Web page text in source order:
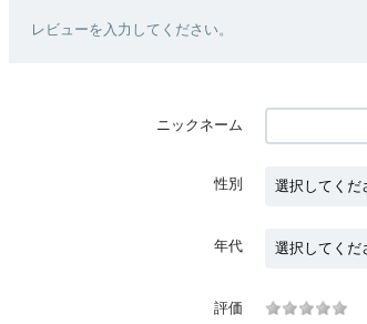
レビューを入力してください。
ニックネーム
性別
年代
評価